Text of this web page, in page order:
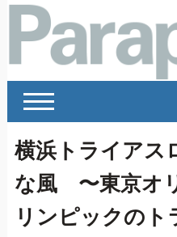
横浜トライアス
な風 〜東京オ
リンピックのト